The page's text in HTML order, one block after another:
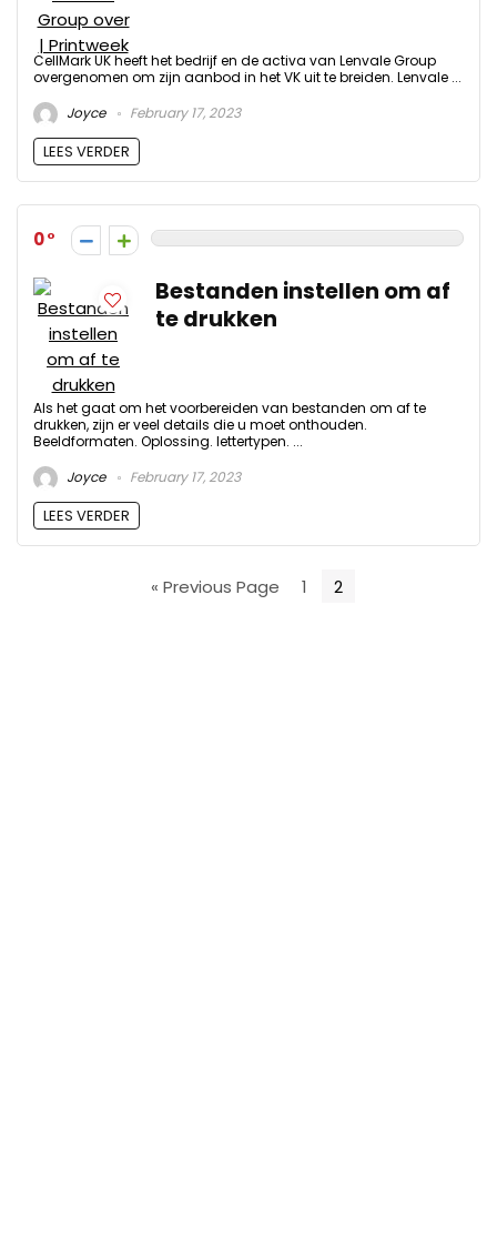
CellMark UK heeft het bedrijf en de activa van Lenvale Group
overgenomen om zijn aanbod in het VK uit te breiden. Lenvale ...
Joyce
February 17, 2023
LEES VERDER
0
Bestanden instellen om af
te drukken
Als het gaat om het voorbereiden van bestanden om af te
drukken, zijn er veel details die u moet onthouden.
Beeldformaten. Oplossing. lettertypen. ...
Joyce
February 17, 2023
LEES VERDER
« Previous Page 1 2